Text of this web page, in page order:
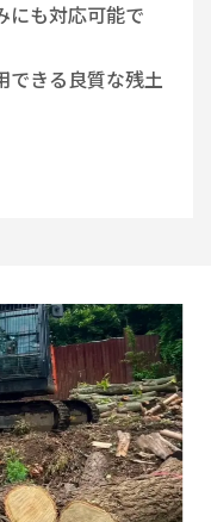
にも対応可能で
できる良質な残土